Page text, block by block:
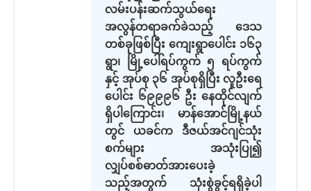
လမ်းပန်းဆက်သွယ်ရေး
အလွန်တရာခက်ခဲသည့် ဒေသ
တစ်ခုဖြစ်ပြီး ကျေးရွာပေါင်း ၁၆၃
ရွာ၊ မြို့ပေါ်ရပ်ကွက် ၅ ရပ်ကွက်
နှင့် အုပ်စု ၃၆ အုပ်စုရှိပြီး လူဦးရေ
ပေါင်း ၆၉၉၉၆ ဦး နေထိုင်လျက်
ရှိပါကြောင်း၊ မာန်အောင်မြို့နယ်
တွင် ယခင်က ဒီဇယ်အင်ဂျင်သုံး
စက်များ အသုံးပြု၍
လျှပ်စစ်ဓာတ်အားပေးခဲ့
သည့်အတွက် သုံးစွဲခွင့်ရရှိခဲ့ပါ